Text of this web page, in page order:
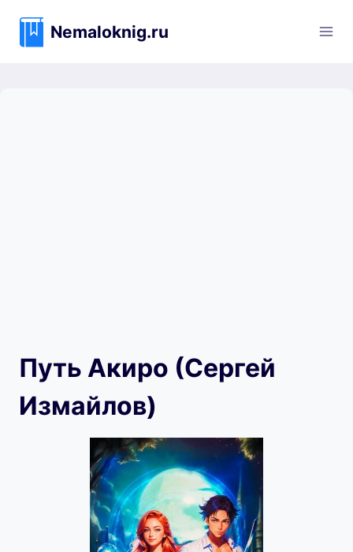
содержимому
Nemaloknig.ru
Путь Акиро (Сергей
Измайлов)